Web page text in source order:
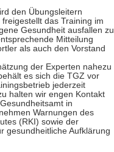
den Übungsleitern
das Training im
Gesundheit ausfallen zu
Mitteilung
als auch den Vorstand
der Experten nahezu
es sich die TGZ vor
jederzeit
halten wir engen Kontakt
in
Warnungen des
(RKI) sowie der
gesundheitliche Aufklärung